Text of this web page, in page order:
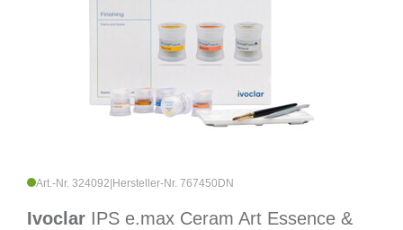
Art.-Nr. 324092 Hersteller-Nr. 767450DN
Ivoclar IPS e.max Ceram Art Essence &